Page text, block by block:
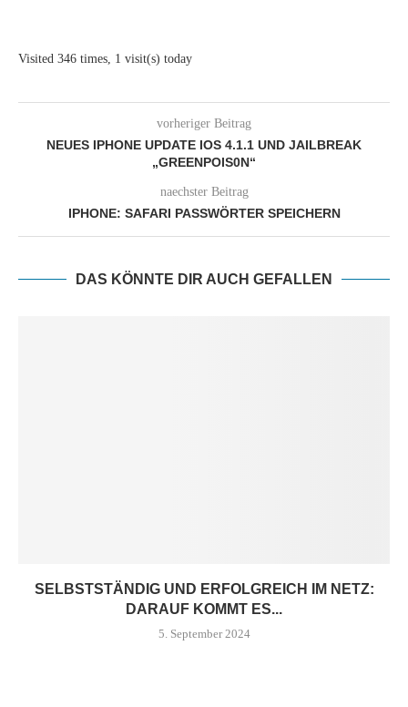
Visited 346 times, 1 visit(s) today
vorheriger Beitrag
NEUES IPHONE UPDATE IOS 4.1.1 UND JAILBREAK
„GREENPOIS0N“
naechster Beitrag
IPHONE: SAFARI PASSWÖRTER SPEICHERN
DAS KÖNNTE DIR AUCH GEFALLEN
SELBSTSTÄNDIG UND ERFOLGREICH IM NETZ:
DARAUF KOMMT ES...
5. September 2024